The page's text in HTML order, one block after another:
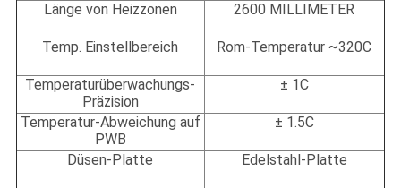
Länge von Heizzonen 2600 MILLIMETER
Temp. Einstellbereich Rom-Temperatur ~320C
Temperaturüberwachungs-
Präzision
± 1C
Temperatur-Abweichung auf
PWB
± 1.5C
Düsen-Platte Edelstahl-Platte